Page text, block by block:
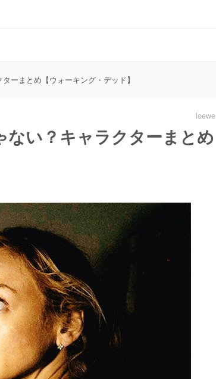
ーまとめ【ウォーキング・デッド】
loewe
い？キャラクターまとめ